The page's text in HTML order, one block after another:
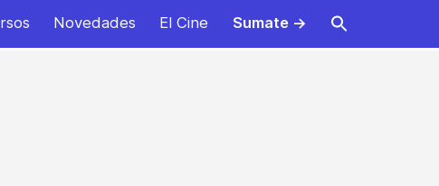
Novedades El Cine Sumate →